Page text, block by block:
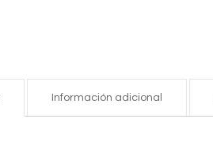
Información adicional